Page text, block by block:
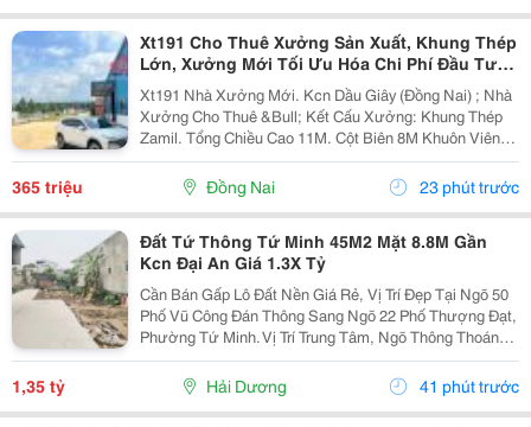
Xt191 Cho Thuê Xưởng Sản Xuất, Khung Thép
Lớn, Xưởng Mới Tối Ưu Hóa Chi Phí Đầu Tư
Sx
Xt191 Nhà Xưởng Mới. Kcn Dầu Giây (Đồng Nai) ; Nhà
Xưởng Cho Thuê &Bull; Kết Cấu Xưởng: Khung Thép
Zamil. Tổng Chiều Cao 11M. Cột Biên 8M Khuôn Viên
4700M2 ( 42M X 112M ) &Bull; Dt Nx Sản Xuất : 38M X
91M ( 3480 M&Sup2; ) &Bull; Dt Văn Phòng...
365 triệu Đồng Nai 23 phút trước
Đất Tứ Thông Tứ Minh 45M2 Mặt 8.8M Gần
Kcn Đại An Giá 1.3X Tỷ
Cần Bán Gấp Lô Đất Nền Giá Rẻ, Vị Trí Đẹp Tại Ngõ 50
Phố Vũ Công Đán Thông Sang Ngõ 22 Phố Thượng Đạt,
Phường Tứ Minh. Vị Trí Trung Tâm, Ngõ Thông Thoáng,
Bán Kính 300M Đầy Đủ Chợ Dân Sinh, Trường Học Các
Cấp Và Khu Công Nghiệp Đại An. Khu Vực Dân...
1,35 tỷ Hải Dương 41 phút trước